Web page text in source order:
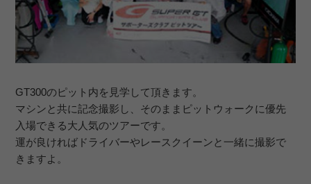
GT300のピット内を見学して頂きます。
マシンと共に記念撮影し、そのままピットウォークに優先
入場できる大人気のツアーです。
運が良ければドライバーやレースクイーンと一緒に撮影で
きますよ。